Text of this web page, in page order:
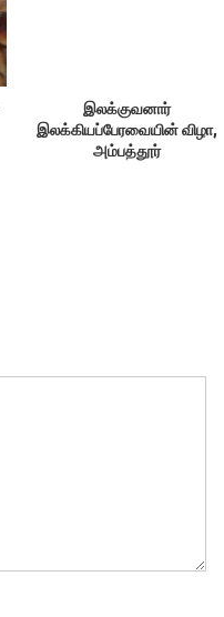
இலக்குவனார்
இலக்கியப்பேரவையின் விழா,
அம்பத்தூர்